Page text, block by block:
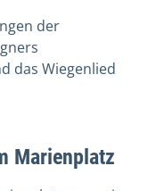
der
das Wiegenlied
Marienplatz